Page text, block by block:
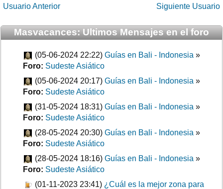
Usuario Anterior Siguiente Usuario
Masvacances: Ultimos Mensajes en el foro
(05-06-2024 22:22) Guías en Bali - Indonesia »
Foro: Sudeste Asiático
(05-06-2024 20:17) Guías en Bali - Indonesia »
Foro: Sudeste Asiático
(31-05-2024 18:31) Guías en Bali - Indonesia »
Foro: Sudeste Asiático
(28-05-2024 20:30) Guías en Bali - Indonesia »
Foro: Sudeste Asiático
(28-05-2024 18:16) Guías en Bali - Indonesia »
Foro: Sudeste Asiático
(01-11-2023 23:41) ¿Cuál es la mejor zona para